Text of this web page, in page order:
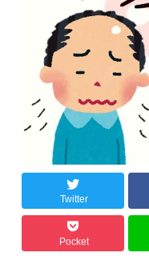
Twitter
Pocket